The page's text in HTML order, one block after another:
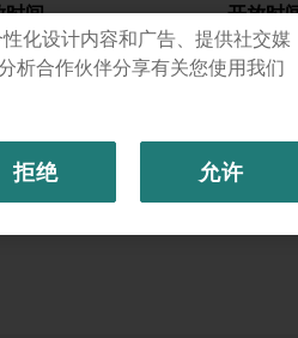
时间
之家
塞罗那）
开放时
达利剧
（菲格
9:30 -
化设计内容和广告、提供社交媒
析合作伙伴分享有关您使用我们
拒绝 允许